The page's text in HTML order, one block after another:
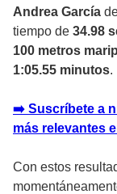
Andrea García
tiempo de 34.98
100 metros
1:05.55 minutos.
➡️ Suscríbete a
más relevantes
Con estos